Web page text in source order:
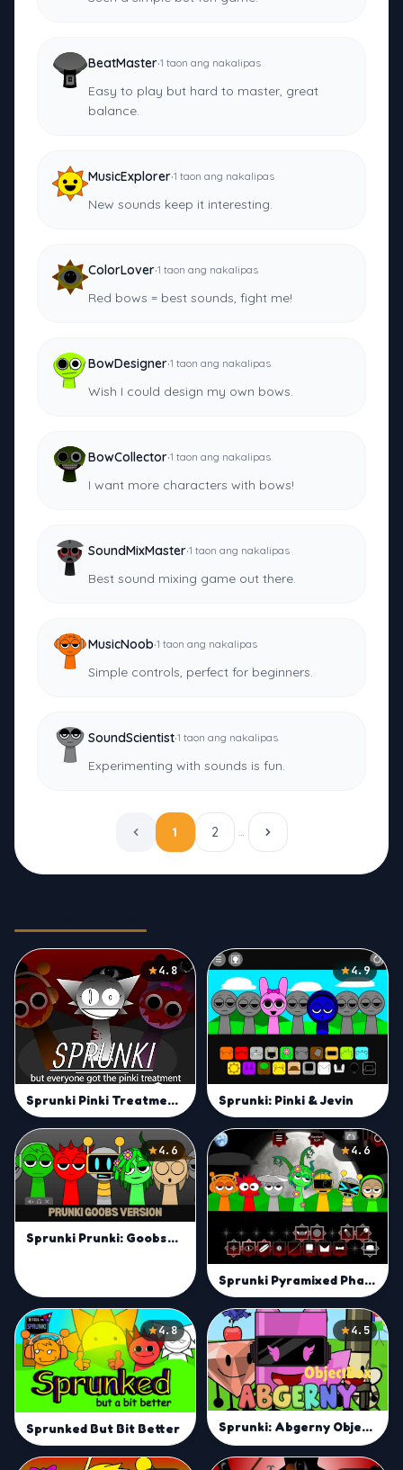
BeatMaster·1 taon ang nakalipas
Easy to play but hard to master, great
balance.
MusicExplorer·1 taon ang nakalipas
New sounds keep it interesting.
ColorLover·1 taon ang nakalipas
Red bows = best sounds, fight me!
BowDesigner·1 taon ang nakalipas
Wish I could design my own bows.
BowCollector·1 taon ang nakalipas
I want more characters with bows!
SoundMixMaster·1 taon ang nakalipas
Best sound mixing game out there.
MusicNoob·1 taon ang nakalipas
Simple controls, perfect for beginners.
SoundScientist·1 taon ang nakalipas
Experimenting with sounds is fun.
1 2 …
4.8
Sprunki Pinki Treatment | Build Unique Pop Tracks Online
4.9
Sprunki: Pinki & Jevin
4.6
Sprunki Prunki: Goobs Version
4.6
Sprunki Pyramixed Phase 5 Definitive | Sprunki Music Creation
4.8
Sprunked But Bit Better
4.5
Sprunki: Abgerny Objectbox